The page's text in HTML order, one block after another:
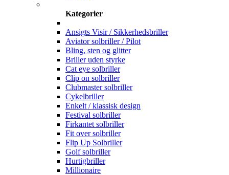
Kategorier
Ansigts Visir / Sikkerhedsbriller
Aviator solbriller / Pilot
Bling, sten og glitter
Briller uden styrke
Cat eye solbriller
Clip on solbriller
Clubmaster solbriller
Cykelbriller
Enkelt / klassisk design
Festival solbriller
Firkantet solbriller
Fit over solbriller
Flip Up Solbriller
Golf solbriller
Hurtigbriller
Millionaire